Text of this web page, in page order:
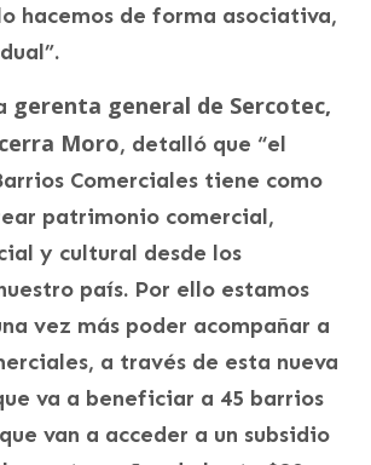
hacemos de forma asociativa,
gerenta general de Sercotec,
Moro, detalló que “el
Comerciales tiene como
patrimonio comercial,
y cultural desde los
país. Por ello estamos
vez más poder acompañar a
a través de esta nueva
va a beneficiar a 45 barrios
van a acceder a un subsidio